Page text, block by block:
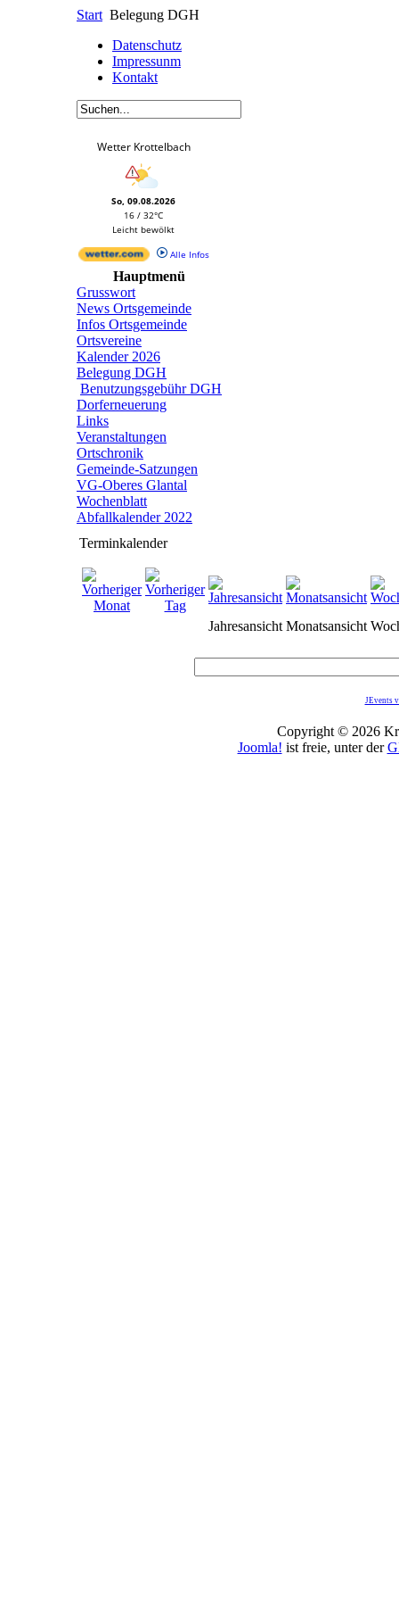
Start Belegung DGH
Datenschutz
Impressunm
Kontakt
Wetter Krottelbach
So, 09.08.2026
16 / 32°C
Leicht bewölkt
Alle Infos
Hauptmenü
Grusswort
News Ortsgemeinde
Infos Ortsgemeinde
Ortsvereine
Kalender 2026
Belegung DGH
Benutzungsgebühr DGH
Dorferneuerung
Links
Veranstaltungen
Ortschronik
Gemeinde-Satzungen
VG-Oberes Glantal
Wochenblatt
Abfallkalender 2022
Terminkalender
Jahresansicht Monatsansicht
JEvents
Copyright © 2026
Joomla! ist freie, unter der